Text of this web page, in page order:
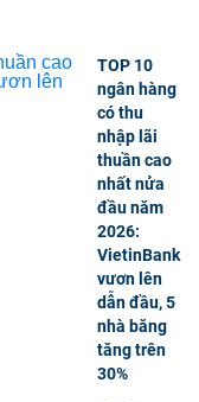
TOP 10
ngân hàng
có thu
nhập lãi
thuần cao
nhất nửa
đầu năm
2026:
VietinBank
vươn lên
dẫn đầu, 5
nhà băng
tăng trên
30%